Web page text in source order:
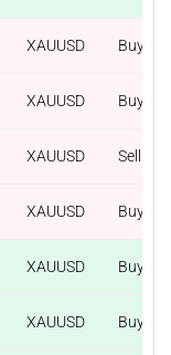
XAUUSD Buy
XAUUSD Buy
XAUUSD Sell
XAUUSD Buy
XAUUSD Buy
XAUUSD Buy